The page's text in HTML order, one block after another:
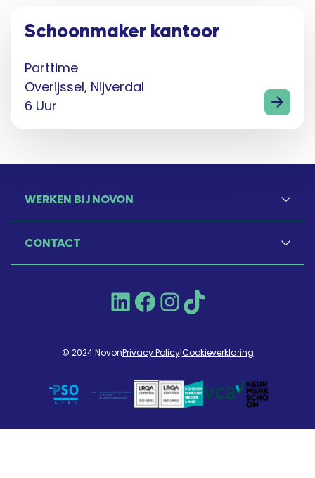
Schoonmaker kantoor
Parttime
Overijssel, Nijverdal
6 Uur
WERKEN BIJ NOVON
CONTACT
LinkedInFacebookInstagram
TikTok
© 2024 NovonPrivacy Policy|Cookieverklaring